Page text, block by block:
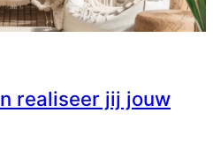
realiseer jij jouw